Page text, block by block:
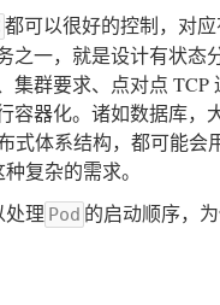
都可以很好的控制，对
一，就是设计有状态
群要求、点对点 TCP
容器化。诸如数据库，
式体系结构，都可能会
复杂的需求。
处理 Pod 的启动顺序，